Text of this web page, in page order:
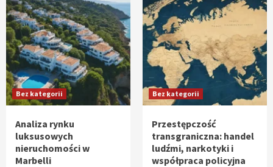
Bez kategorii
Analiza rynku
luksusowych
nieruchomości w
Marbelli
Bez kategorii
Przestępczość
transgraniczna: handel
ludźmi, narkotyki i
współpraca policyjna